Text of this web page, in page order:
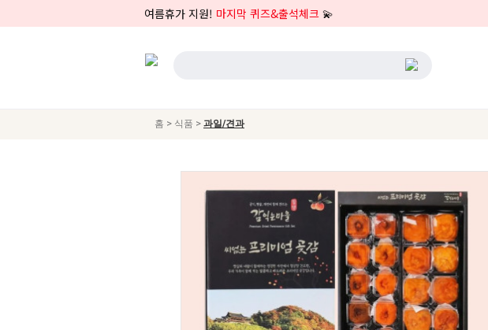
여름휴가 지원! 마지막 퀴즈&출석체크 💫
홈 > 식품 > 과일/견과